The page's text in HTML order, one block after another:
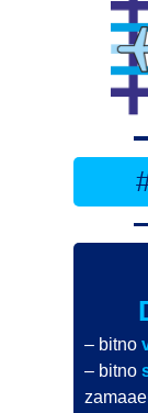
– bitno
– bitno